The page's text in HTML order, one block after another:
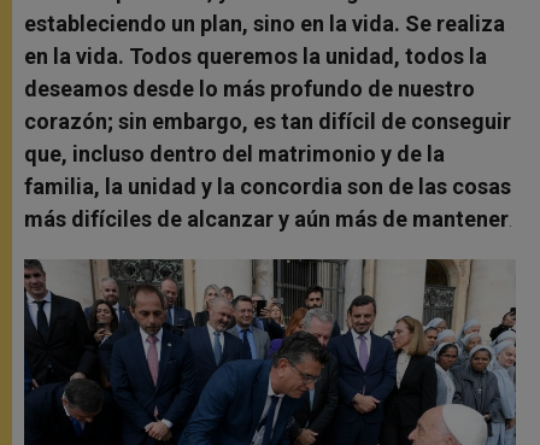
estableciendo un plan, sino en la vida. Se realiza
en la vida. Todos queremos la unidad, todos la
deseamos desde lo más profundo de nuestro
corazón; sin embargo, es tan difícil de conseguir
que, incluso dentro del matrimonio y de la
familia, la unidad y la concordia son de las cosas
más difíciles de alcanzar y aún más de mantener.